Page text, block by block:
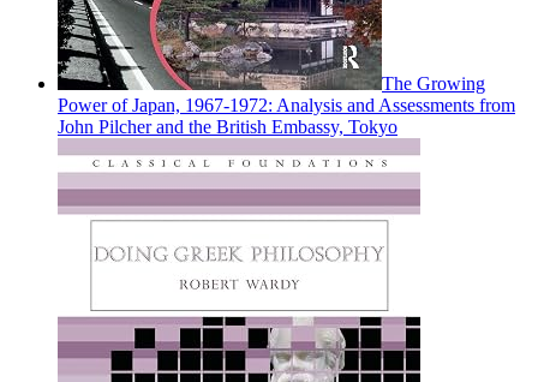
The Growing
Power of Japan, 1967-1972: Analysis and Assessments from
John Pilcher and the British Embassy, Tokyo